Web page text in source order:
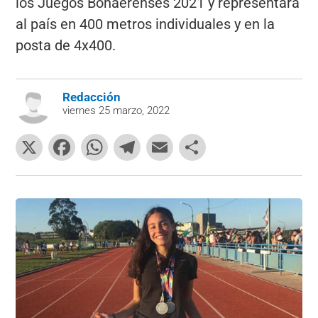
al país en 400 metros individuales y en la
posta de 4x400.
Redacción
viernes 25 marzo, 2022
X
F
a
c
e
b
o
o
W
h
at
s
A
p
p
T
el
e
gr
a
m
E
m
ai
l
o
m
p
ar
tir